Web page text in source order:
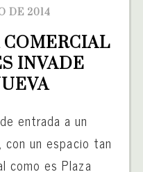
DE 2014
INVADE
entrada a un
con un espacio tan
como es Plaza